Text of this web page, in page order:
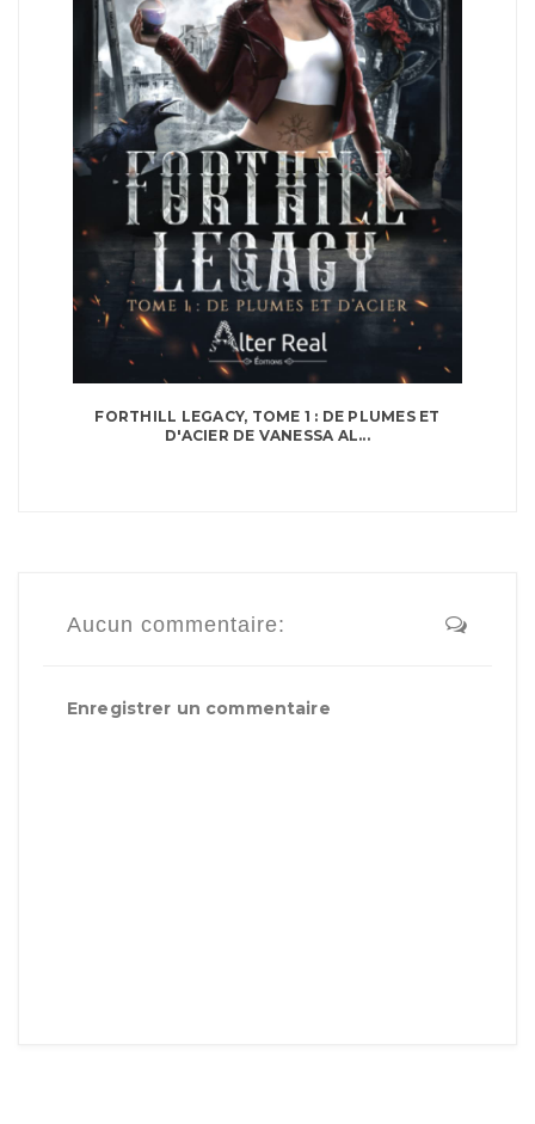
FORTHILL LEGACY, TOME 1 : DE PLUMES ET
D'ACIER DE VANESSA AL...
Aucun commentaire:
Enregistrer un commentaire